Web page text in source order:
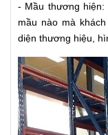
- Mầu thương hiện:
mầu nào mà
diện thương hiệu,